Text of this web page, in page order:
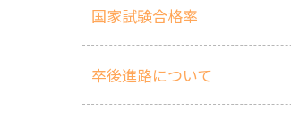
国家試験合格率
卒後進路について